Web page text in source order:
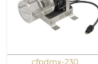
cfpdmx-230,